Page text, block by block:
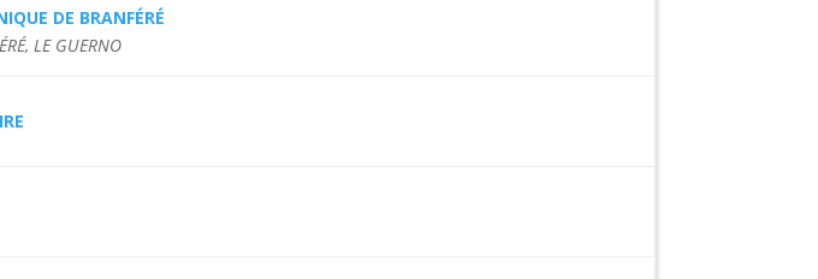
DE BRANFÉRÉ
LE GUERNO